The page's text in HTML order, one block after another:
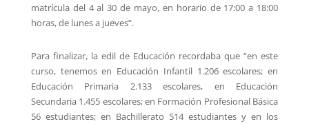
matrícula del 4 al 30 de mayo, en horario de 17:00 a 18:00
horas, de lunes a jueves”.
Para finalizar, la edil de Educación recordaba que “en este
curso, tenemos en Educación Infantil 1.206 escolares; en
Educación Primaria 2.133 escolares, en Educación
Secundaria 1.455 escolares; en Formación Profesional Básica
56 estudiantes; en Bachillerato 514 estudiantes y en los